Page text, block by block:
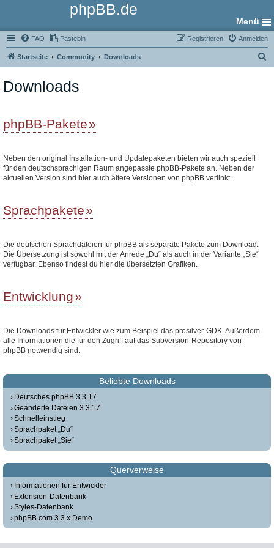
phpBB.de
Menü
FAQ Pastebin Anmelden
Registrieren
Startseite Community Downloads
Downloads
phpBB-Pakete
Neben den original Installation- und Updatepaketen bieten wir auch speziell
für den deutschsprachigen Raum angepasste phpBB-Pakete an. Neben der
aktuellen Version sind hier auch ältere Versionen von phpBB verlinkt.
Sprachpakete
Die deutschen Sprachdateien für phpBB als separate Pakete zum Download.
Die Übersetzung ist sowohl mit der Anrede „Du“ als auch in der Variante „Sie“
verfügbar. Ebenso findest du hier die übersetzten Grafiken.
Entwicklung
Die Downloads für Entwickler wie zum Beispiel das prosilver-GDK. Außerdem
alle Informationen die für den Zugriff auf das Subversion-Repository von
phpBB notwendig sind.
Beliebte Downloads
Deutsches phpBB 3.3.17
Geänderte Dateien 3.3.17
Schnelleinstieg
Sprachpaket „Du“
Sprachpaket „Sie“
Querverweise
Informationen für Entwickler
Extension-Datenbank
Styles-Datenbank
phpBB.com 3.3.x Demo